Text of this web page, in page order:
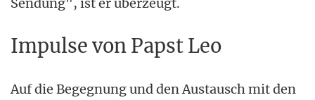
Impulse von Papst Leo
Auf die Begegnung und den Austausch mit den